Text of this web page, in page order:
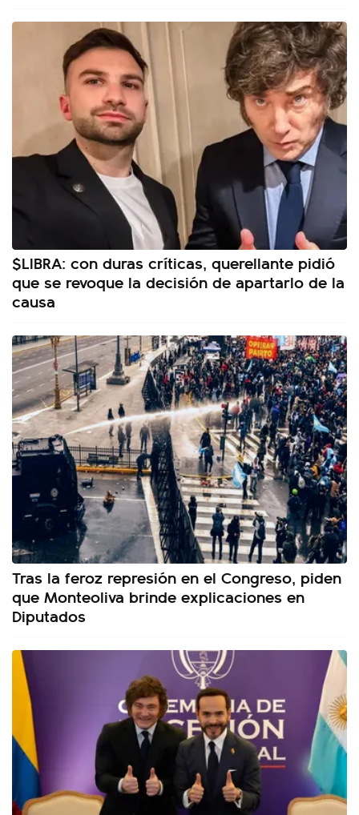
$LIBRA: con duras críticas, querellante pidió
que se revoque la decisión de apartarlo de la
causa
Tras la feroz represión en el Congreso, piden
que Monteoliva brinde explicaciones en
Diputados